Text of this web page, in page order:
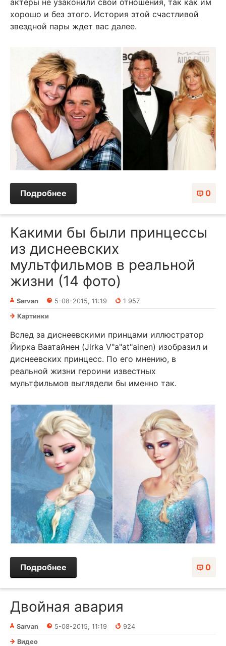
хорошо и без этого. История этой счастливой
звездной пары ждет вас далее.
0
Подробнее
Какими бы были принцессы
из диснеевских
мультфильмов в реальной
жизни (14 фото)
Sarvan 5-08-2015, 11:19
1 957
Картинки
Вслед за диснеевскими принцами иллюстратор
Йирка Ваатайнен (Jirka V"a"at"ainen) изобразил и
диснеевских принцесс. По его мнению, в
реальной жизни героини известных
мультфильмов выглядели бы именно так.
0
Подробнее
Двойная авария
Sarvan 5-08-2015, 11:19
924
Видео